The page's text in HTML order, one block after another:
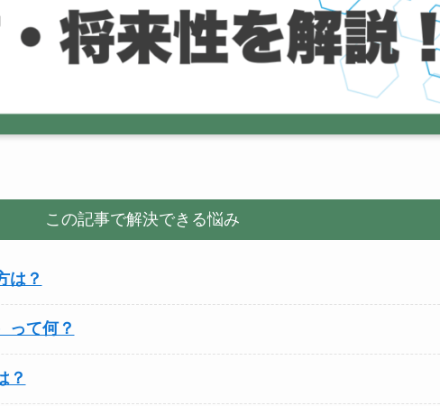
この記事で解決できる悩み
は？
って何？
？